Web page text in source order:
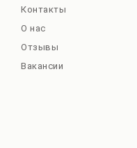
Контакты
О нас
Отзывы
Вакансии